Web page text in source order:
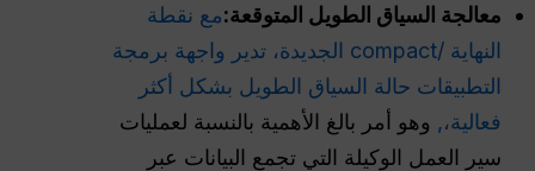
معالجة السياق الطويل المتوقعة:مع نقطة
النهاية /compact الجديدة، تدير واجهة برمجة
التطبيقات حالة السياق الطويل بشكل أكثر
فعالية،, وهو أمر بالغ الأهمية بالنسبة لعمليات
سير العمل الوكيلة التي تجمع البيانات عبر